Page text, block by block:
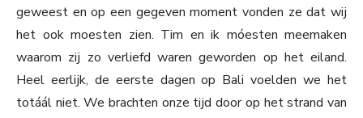
geweest en op een gegeven moment vonden ze dat wij
het ook moesten zien. Tim en ik móesten meemaken
waarom zij zo verliefd waren geworden op het eiland.
Heel eerlijk, de eerste dagen op Bali voelden we het
totáál niet. We brachten onze tijd door op het strand van